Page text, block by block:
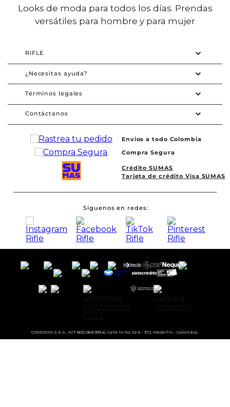
Looks de moda para todos los días. Prendas
versátiles para hombre y para mujer
RIFLE
¿Necesitas ayuda?
Términos legales
Contáctanos
Envios a todo Colombia
Compra Segura
Crédito SUMAS
Tarjeta de crédito Visa SUMAS
Síguenos en redes
COMODIN S.A.S., NIT 800.069.933-6, Calle 14 No. 52 A - 372, Medellín - Colombia.